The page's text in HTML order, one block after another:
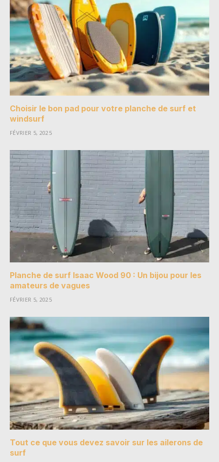
Choisir le bon pad pour votre planche de surf et
windsurf
FÉVRIER 5, 2025
Planche de surf Isaac Wood 90 : Un bijou pour les
amateurs de vagues
FÉVRIER 5, 2025
Tout ce que vous devez savoir sur les ailerons de
surf